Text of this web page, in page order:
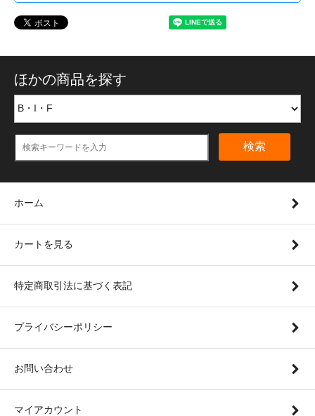
ほかの商品を探す
検索
ホーム
カートを見る
特定商取引法に基づく表記
プライバシーポリシー
お問い合わせ
マイアカウント